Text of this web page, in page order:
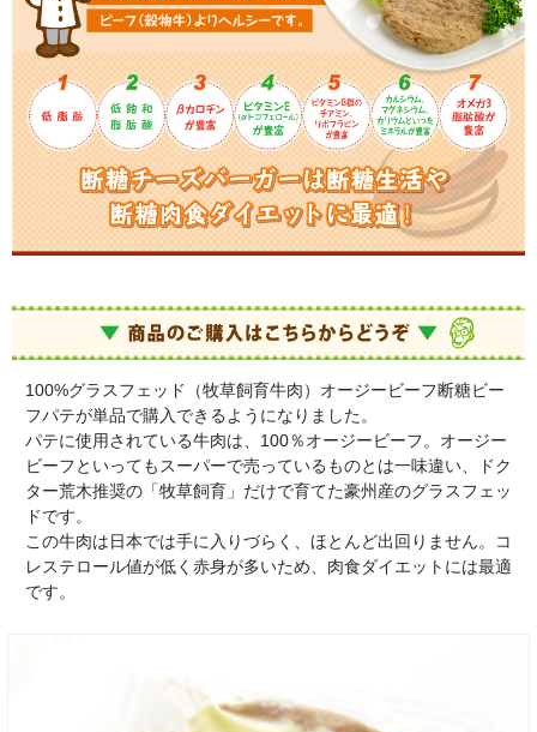
100%グラスフェッド（牧草飼育牛肉）オージービーフ断糖ビー
フパテが単品で購入できるようになりました。
パテに使用されている牛肉は、100％オージービーフ。オージー
ビーフといってもスーパーで売っているものとは一味違い、ドク
ター荒木推奨の「牧草飼育」だけで育てた豪州産のグラスフェッ
ドです。
この牛肉は日本では手に入りづらく、ほとんど出回りません。コ
レステロール値が低く赤身が多いため、肉食ダイエットには最適
です。